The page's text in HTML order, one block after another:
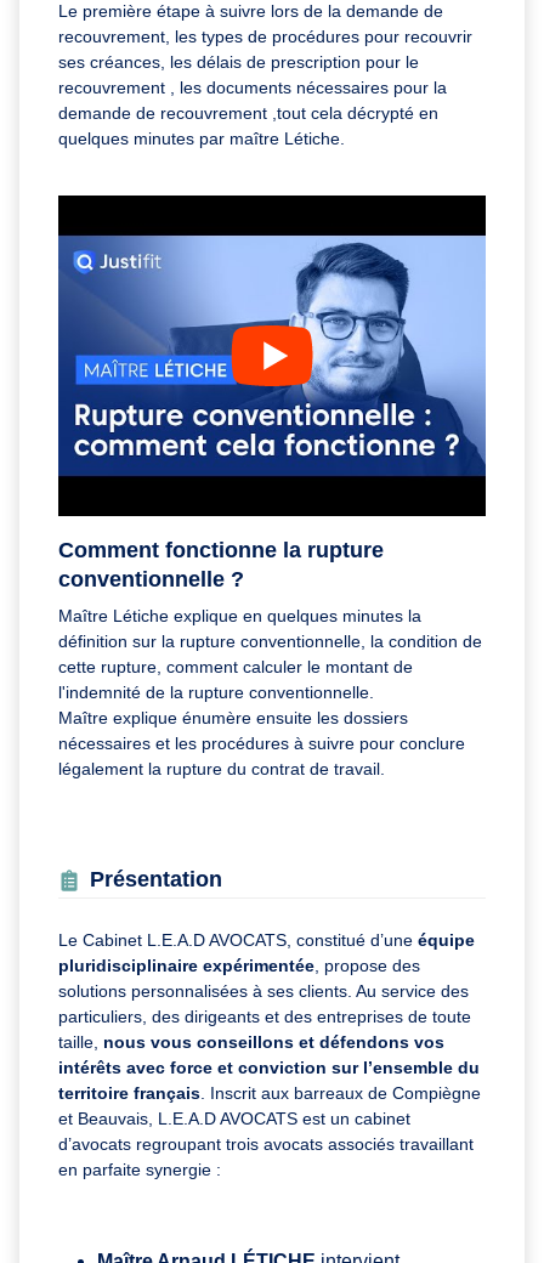
Le première étape à suivre lors de la demande de
recouvrement, les types de procédures pour recouvrir
ses créances, les délais de prescription pour le
recouvrement , les documents nécessaires pour la
demande de recouvrement ,tout cela décrypté en
quelques minutes par maître Létiche.
Comment fonctionne la rupture
conventionnelle ?
Maître Létiche explique en quelques minutes la
définition sur la rupture conventionnelle, la condition de
cette rupture, comment calculer le montant de
l'indemnité de la rupture conventionnelle.
Maître explique énumère ensuite les dossiers
nécessaires et les procédures à suivre pour conclure
légalement la rupture du contrat de travail.
Présentation
Le Cabinet L.E.A.D AVOCATS, constitué d’une équipe
pluridisciplinaire expérimentée , propose des
solutions personnalisées à ses clients. Au service des
particuliers, des dirigeants et des entreprises de toute
taille, nous vous conseillons et défendons vos
intérêts avec force et conviction sur l’ensemble du
territoire français . Inscrit aux barreaux de Compiègne
et Beauvais, L.E.A.D AVOCATS est un cabinet
d’avocats regroupant trois avocats associés travaillant
en parfaite synergie :